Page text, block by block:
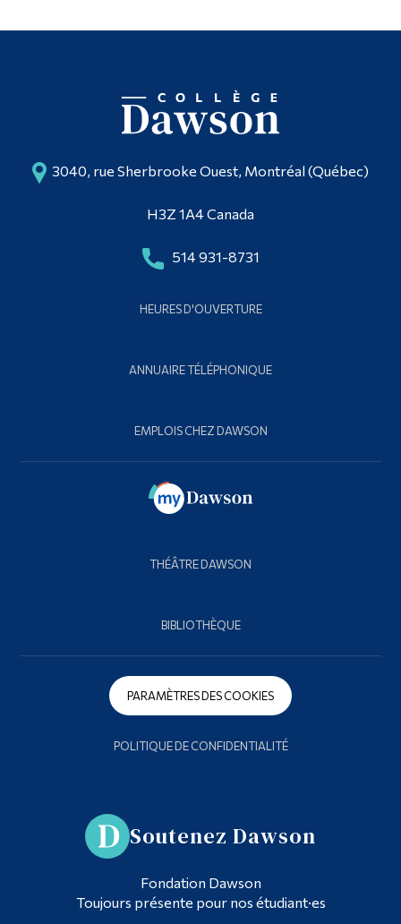
3040, rue Sherbrooke Ouest, Montréal (Québec)
H3Z 1A4 Canada
514 931-8731
HEURES D'OUVERTURE
ANNUAIRE TÉLÉPHONIQUE
EMPLOIS CHEZ DAWSON
THÉÂTRE DAWSON
BIBLIOTHÈQUE
PARAMÈTRES DES COOKIES
POLITIQUE DE CONFIDENTIALITÉ
Soutenez Dawson
Fondation Dawson
Toujours présente pour nos étudiant·es